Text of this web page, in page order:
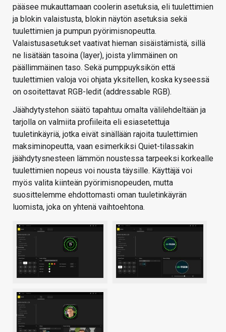
pääsee mukauttamaan coolerin asetuksia, eli tuulettimien
ja blokin valaistusta, blokin näytön asetuksia sekä
tuulettimien ja pumpun pyörimisnopeutta.
Valaistusasetukset vaativat hieman sisäistämistä, sillä
ne lisätään tasoina (layer), joista ylimmäinen on
päällimmäinen taso. Sekä pumppuyksikön että
tuulettimien valoja voi ohjata yksitellen, koska kyseessä
on osoitettavat RGB-ledit (addressable RGB).
Jäähdytystehon säätö tapahtuu omalta välilehdeltään ja
tarjolla on valmiita profiileita eli esiasetettuja
tuuletinkäyriä, jotka eivät sinällään rajoita tuulettimien
maksiminopeutta, vaan esimerkiksi Quiet-tilassakin
jäähdytysnesteen lämmön noustessa tarpeeksi korkealle
tuulettimien nopeus voi nousta täysille. Käyttäjä voi
myös valita kiinteän pyörimisnopeuden, mutta
suosittelemme ehdottomasti oman tuuletinkäyrän
luomista, joka on yhtenä vaihtoehtona.